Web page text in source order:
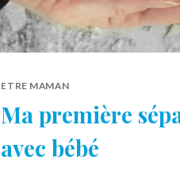
ETRE MAMAN
Ma première
avec bébé